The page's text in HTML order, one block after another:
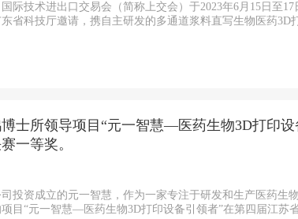
际技术进出口交易会（简称上交会）于2023年6月15日至
省科技厅邀请，携自主研发的多通道浆料直写生物医药3D
士所领导项目“元一智慧—医药生物3D打印
一等奖。
投资成立的元一智慧，作为一家专注于研发和生产医药生
目“元一智慧—医药生物3D打印设备引领者”在第四届江苏